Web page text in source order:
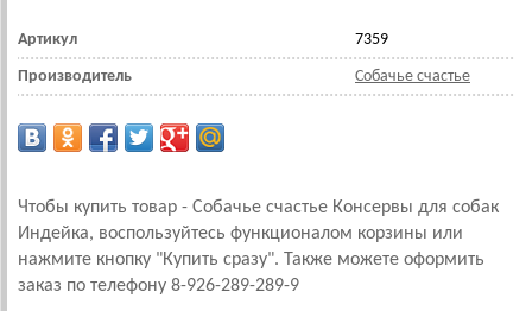
Артикул 7359
Производитель Собачье счастье
Чтобы купить товар - Собачье счастье Консервы для собак
Индейка, воспользуйтесь функционалом корзины или
нажмите кнопку "Купить сразу". Также можете оформить
заказ по телефону 8-926-289-289-9